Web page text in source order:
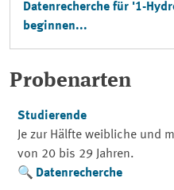
Datenrecherche für '1-
beginnen...
Probenarten
Studierende
Je zur Hälfte weibliche und
von 20 bis 29 Jahren.
Datenrecherche